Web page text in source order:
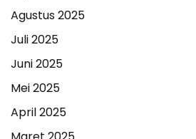
Agustus 2025
Juli 2025
Juni 2025
Mei 2025
April 2025